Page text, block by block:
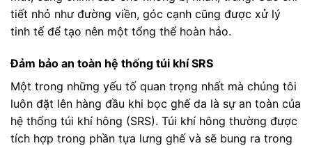
tiết nhỏ như đường viền, góc cạnh cũng được xử lý
tinh tế để tạo nên một tổng thể hoàn hảo.
Đảm bảo an toàn hệ thống túi khí SRS
Một trong những yếu tố quan trọng nhất mà chúng tôi
luôn đặt lên hàng đầu khi bọc ghế da là sự an toàn của
hệ thống túi khí hông (SRS). Túi khí hông thường được
tích hợp trong phần tựa lưng ghế và sẽ bung ra trong